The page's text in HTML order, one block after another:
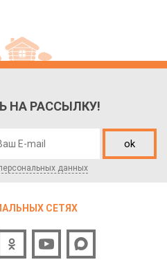
НА РАССЫЛКУ!
ok
данных
СЕТЯХ